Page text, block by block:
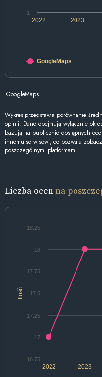
2022 2023
1
GoogleMaps
GoogleMaps
Wykres przedstawia porównanie
opinii. Dane obejmują wyłącznie
bazują na publicznie dostępnych
innemu serwisowi, co pozwala
poszczególnymi platformami.
Liczba ocenna
Ilość
2022 2023
16.75
17
17.25
17.5
17.75
18
18.25